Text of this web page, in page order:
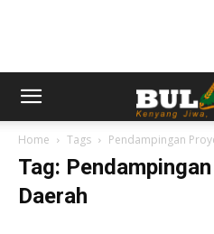
Home Tags Pendampingan
Tag:
Daerah